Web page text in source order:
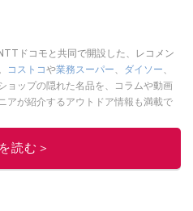
ドコモと共同で開設した、レコメン
コストコや業務スーパー、 ダイソー、
ョップの隠れた名品を、コラムや動画
アが紹介するアウトドア情報も満載で
をお届けしているので、ぜひ
読む＞